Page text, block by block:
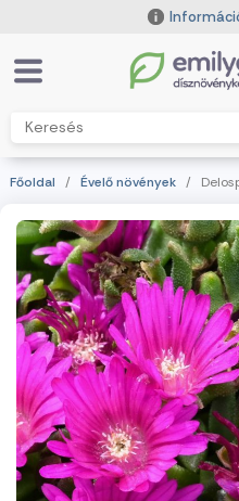
Főoldal / Évelő növények /